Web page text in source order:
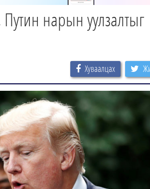
нарын уулзалтыг
Хуваалцах